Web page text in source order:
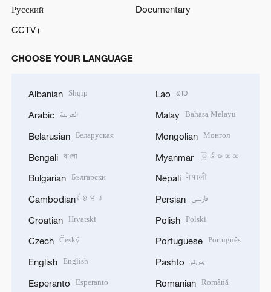
Русский
Documentary
CCTV+
CHOOSE YOUR LANGUAGE
Albanian Shqip
Arabic العربية
Belarusian Беларуская
Bengali বাংলা
Bulgarian Български
Cambodian ខ្មែរ
Croatian Hrvatski
Czech Český
English English
Esperanto Esperanto
Lao ລາວ
Malay Bahasa Melayu
Mongolian Монгол
Myanmar မြန်မာဘာသာ
Nepali नेपाली
Persian فارسی
Polish Polski
Portuguese Português
Pashto پښتو
Romanian Română